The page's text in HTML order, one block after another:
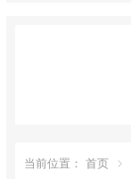
当前位置： 首页